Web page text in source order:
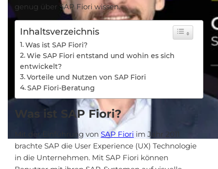
genug über SAP Fiori wissen.
Inhaltsverzeichnis
Was ist SAP Fiori?
Wie SAP Fiori entstand und wohin es sich
entwickelt?
Vorteile und Nutzen von SAP Fiori
SAP Fiori-Beratung
Was ist SAP Fiori?
Mit der Einführung von SAP Fiori im Jahr 2011
brachte SAP die User Experience (UX) Technologie
in die Unternehmen. Mit SAP Fiori können